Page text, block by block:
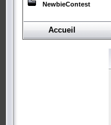
NewbieContest
Accueil